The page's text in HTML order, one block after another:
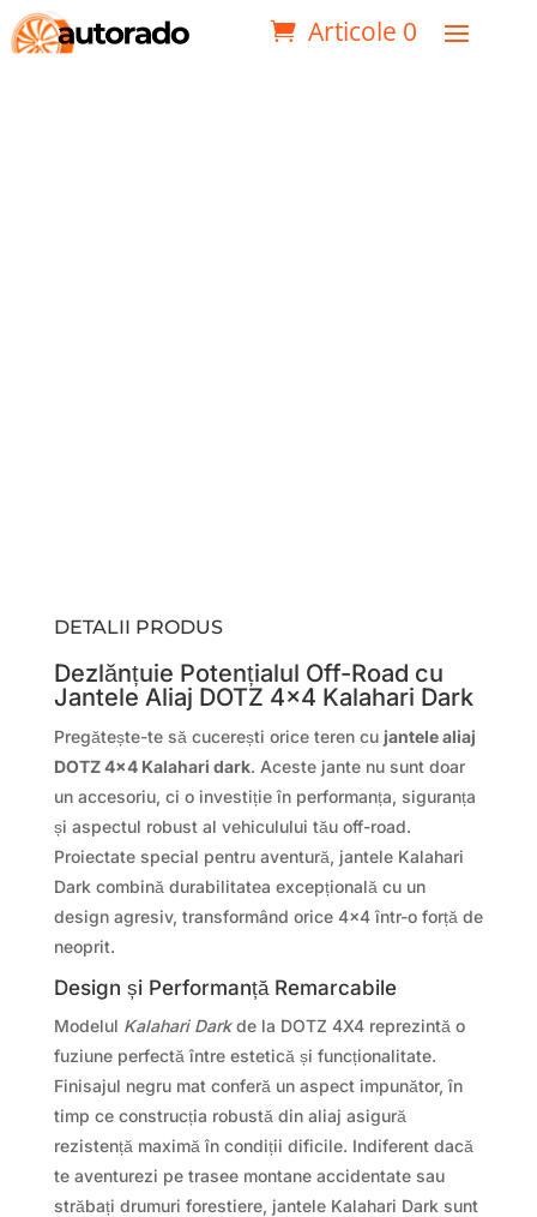
Articole 0
DETALII PRODUS
Dezlănțuie Potențialul Off-Road cu
Jantele Aliaj DOTZ 4×4 Kalahari Dark
Pregătește-te să cucerești orice teren cu jantele aliaj
DOTZ 4×4 Kalahari dark. Aceste jante nu sunt doar
un accesoriu, ci o investiție în performanța, siguranța
și aspectul robust al vehiculului tău off-road.
Proiectate special pentru aventură, jantele Kalahari
Dark combină durabilitatea excepțională cu un
design agresiv, transformând orice 4×4 într-o forță de
neoprit.
Design și Performanță Remarcabile
Modelul Kalahari Darkde la DOTZ 4X4 reprezintă o
fuziune perfectă între estetică și funcționalitate.
Finisajul negru mat conferă un aspect impunător, în
timp ce construcția robustă din aliaj asigură
rezistență maximă în condiții dificile. Indiferent dacă
te aventurezi pe trasee montane accidentate sau
străbați drumuri forestiere, jantele Kalahari Dark sunt